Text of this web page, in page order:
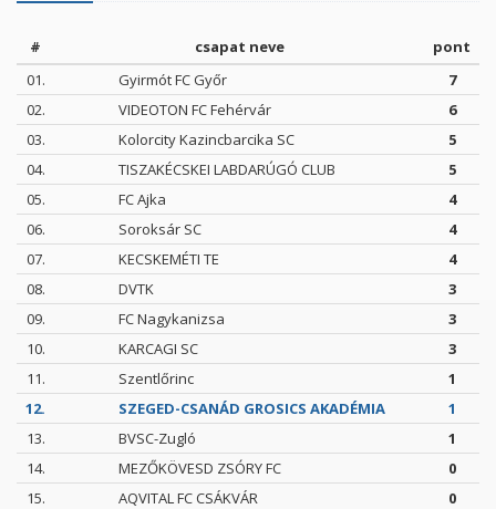
# csapat neve
pont
01.
Gyirmót FC Győr
7
02.
VIDEOTON FC Fehérvár
6
03.
Kolorcity Kazincbarcika SC
5
04.
TISZAKÉCSKEI LABDARÚGÓ CLUB
5
05.
FC Ajka
4
06.
Soroksár SC
4
07.
KECSKEMÉTI TE
4
08.
DVTK
3
09.
FC Nagykanizsa
3
10.
KARCAGI SC
3
11.
Szentlőrinc
1
12.
SZEGED-CSANÁD GROSICS AKADÉMIA
1
13.
BVSC-Zugló
1
14.
MEZŐKÖVESD ZSÓRY FC
0
15.
AQVITAL FC CSÁKVÁR
0